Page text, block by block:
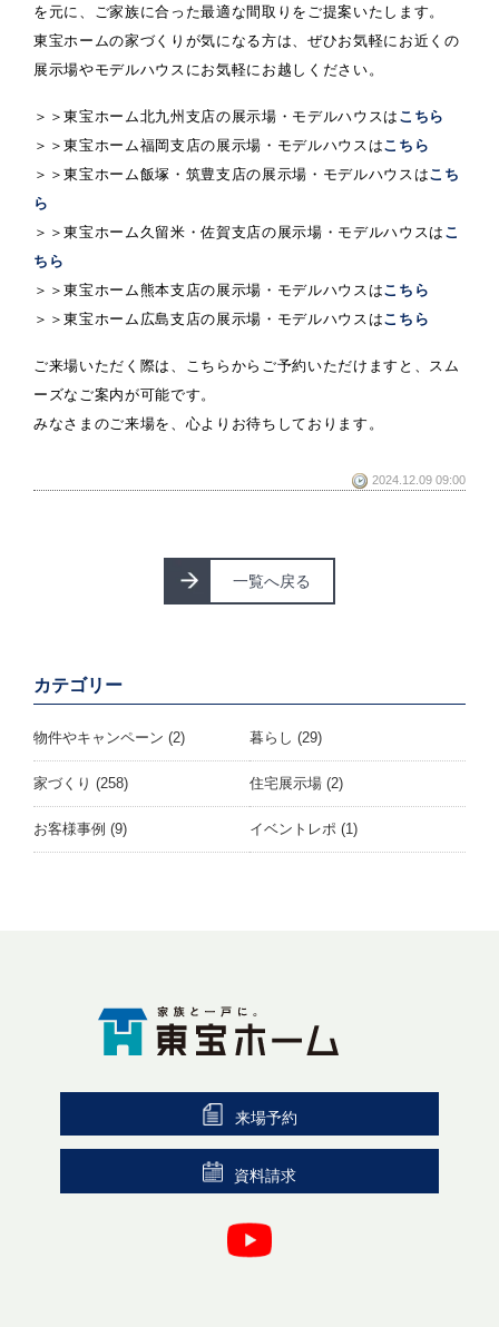
を元に、ご家族に合った最適な間取りをご提案いたします。
東宝ホームの家づくりが気になる方は、ぜひお気軽にお近くの
展示場やモデルハウスにお気軽にお越しください。
＞＞東宝ホーム北九州支店の展示場・モデルハウスは こちら
＞＞東宝ホーム福岡支店の展示場・モデルハウスはこちら
＞＞東宝ホーム飯塚・筑豊支店の展示場・モデルハウスはこち
ら
＞＞東宝ホーム久留米・佐賀支店の展示場・モデルハウスは こ
ちら
＞＞東宝ホーム熊本支店の展示場・モデルハウスはこちら
＞＞東宝ホーム広島支店の展示場・モデルハウスはこちら
ご来場いただく際は、こちらからご予約いただけますと、スム
ーズなご案内が可能です。
みなさまのご来場を、心よりお待ちしております。
2024.12.09 09:00
一覧へ戻る
カテゴリー
物件やキャンペーン (2) 暮らし (29)
家づくり (258) 住宅展示場 (2)
お客様事例 (9) イベントレポ (1)
来場予約
資料請求